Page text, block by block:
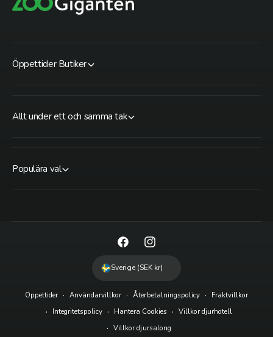
Öppettider Butiker
Allt under ett och samma tak
Populära val
Öppettider Användarvillkor Återbetalningspolicy
Fraktvillkor
Integritetspolicy
Hantera Cookies
Villkor djurhotell
Villkor djursalong
F
a
e
b
o
I
n
t
a
g
Sverige (SEK kr)